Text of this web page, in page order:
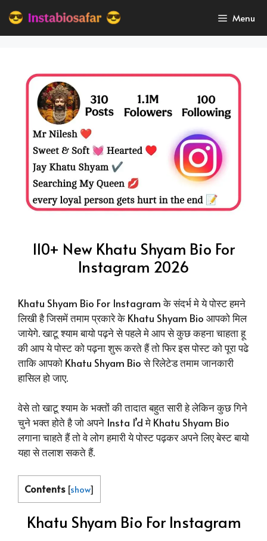
to
content
Menu
110+ New Khatu Shyam Bio For
Instagram 2026
Khatu Shyam Bio For Instagram के संदर्भ मे ये पोस्ट हमने
लिखी है जिसमें तमाम प्रकारे के Khatu Shyam Bio आपको मिल
जायेगे. खाटू श्याम बायो पढ़ने से पहले मे आप से कुछ कहना चाहता हू
की आप ये पोस्ट को पढ़ना शुरू करते हैं तो फिर इस पोस्ट को पूरा पढे
ताकि आपको Khatu Shyam Bio से रिलेटेड तमाम जानकारी
हासिल हो जाए.
वेसे तो खाटू श्याम के भक्तों की तादात बहुत सारी हे लेकिन कुछ गिने
चुने भक्त होते है जो अपने Insta I’d मे Khatu Shyam Bio
लगाना चाहते हैं तो वे लोग हमारी ये पोस्ट पढ़कर अपने लिए बेस्ट बायो
यहा से तलाश सकते हैं.
Contents [show]
Khatu Shyam Bio For Instagram